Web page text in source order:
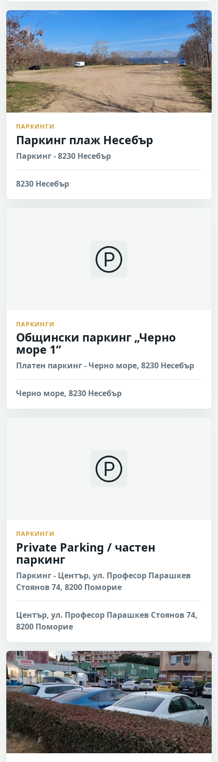
ПАРКИНГИ
Паркинг плаж Несебър
Паркинг - 8230 Несебър
8230 Несебър
Ⓟ
ПАРКИНГИ
Общински паркинг „Черно
море 1“
Платен паркинг - Черно море, 8230 Несебър
Черно море, 8230 Несебър
Ⓟ
ПАРКИНГИ
Private Parking / частен
паркинг
Паркинг - Център, ул. Професор Парашкев
Стоянов 74, 8200 Поморие
Център, ул. Професор Парашкев Стоянов 74,
8200 Поморие